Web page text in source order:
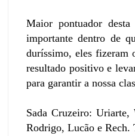
Maior pontuador
importante dentro de
duríssimo, eles fizeram
resultado positivo e
para garantir a nossa
Sada Cruzeiro:
Rodrigo, Lucão e Rech.